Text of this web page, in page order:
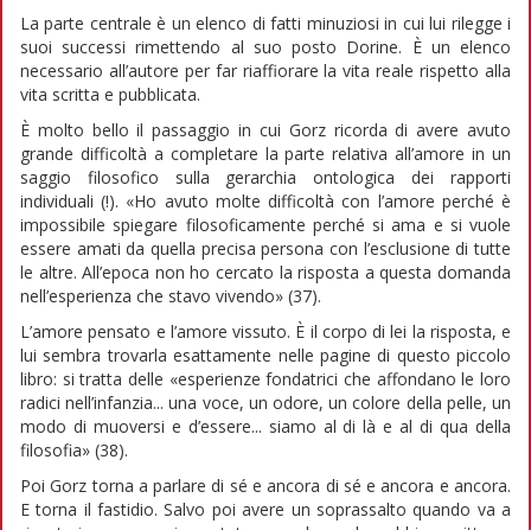
La parte centrale è un elenco di fatti minuziosi in cui lui rilegge i
suoi successi rimettendo al suo posto Dorine. È un elenco
necessario all’autore per far riaffiorare la vita reale rispetto alla
vita scritta e pubblicata.
È molto bello il passaggio in cui Gorz ricorda di avere avuto
grande difficoltà a completare la parte relativa all’amore in un
saggio filosofico sulla gerarchia ontologica dei rapporti
individuali (!). «Ho avuto molte difficoltà con l’amore perché è
impossibile spiegare filosoficamente perché si ama e si vuole
essere amati da quella precisa persona con l’esclusione di tutte
le altre. All’epoca non ho cercato la risposta a questa domanda
nell’esperienza che stavo vivendo» (37).
L’amore pensato e l’amore vissuto. È il corpo di lei la risposta, e
lui sembra trovarla esattamente nelle pagine di questo piccolo
libro: si tratta delle «esperienze fondatrici che affondano le loro
radici nell’infanzia... una voce, un odore, un colore della pelle, un
modo di muoversi e d’essere... siamo al di là e al di qua della
filosofia» (38).
Poi Gorz torna a parlare di sé e ancora di sé e ancora e ancora.
E torna il fastidio. Salvo poi avere un soprassalto quando va a